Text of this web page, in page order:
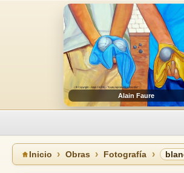
Alain Faure
Inicio Obras Fotografía